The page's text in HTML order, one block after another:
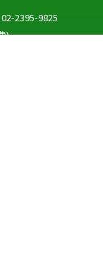
2395-9825
)